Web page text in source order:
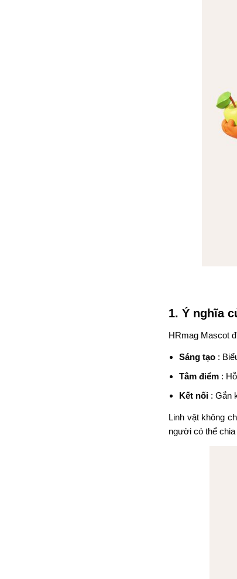
1. Ý nghĩa
HRmag Mascot
Sáng tạo :
Tâm điểm :
Kết nối : Gắn
Linh vật không
người có thể